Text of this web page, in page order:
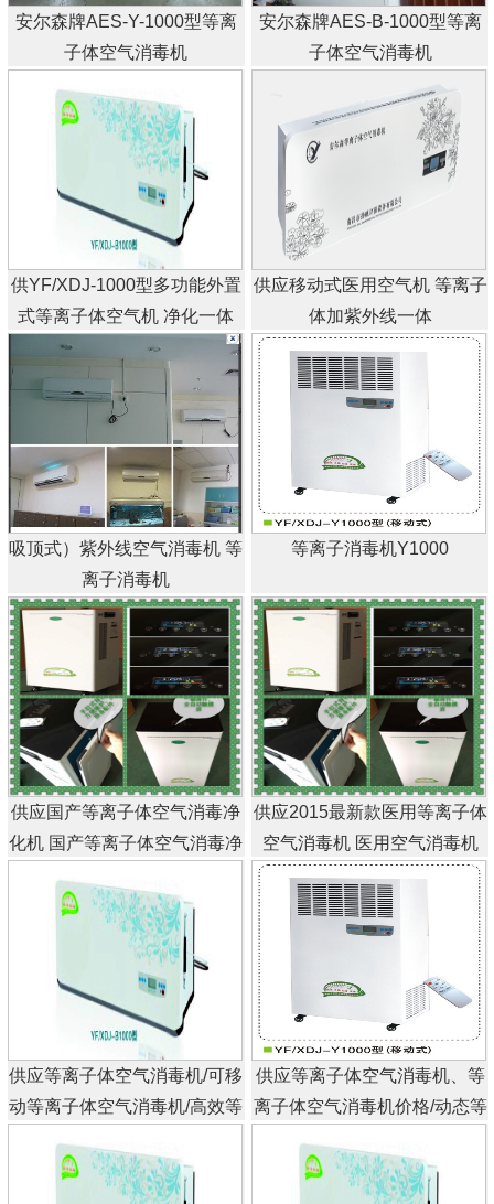
安尔森牌AES-Y-1000型等离
子体空气消毒机
安尔森牌AES-B-1000型等离
子体空气消毒机
供YF/XDJ-1000型多功能外置
式等离子体空气机 净化一体
供应移动式医用空气机 等离子
体加紫外线一体
吸顶式）紫外线空气消毒机 等
离子消毒机
等离子消毒机Y1000
供应国产等离子体空气消毒净
化机 国产等离子体空气消毒净
供应2015最新款医用等离子体
空气消毒机 医用空气消毒机
供应等离子体空气消毒机/可移
动等离子体空气消毒机/高效等
供应等离子体空气消毒机、等
离子体空气消毒机价格/动态等
离子体空气消毒机